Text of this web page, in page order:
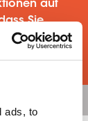
ads, to
auf
Sie
unseren